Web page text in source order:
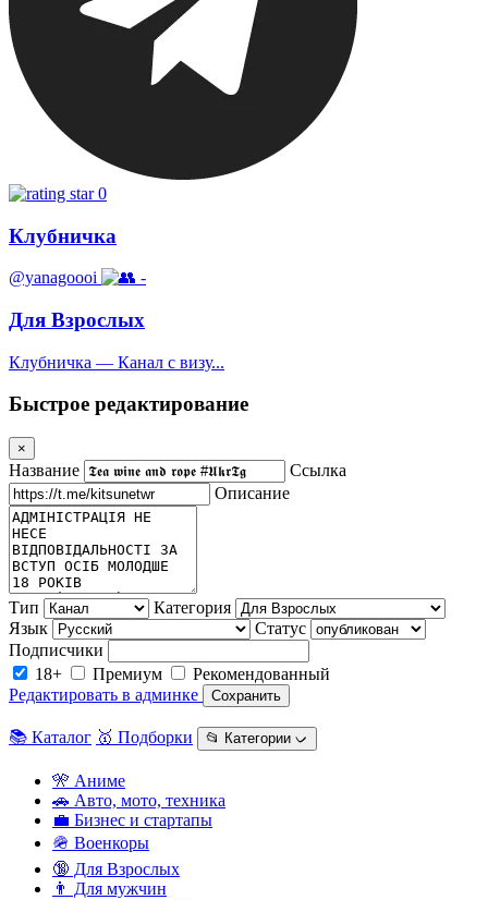
0
Клубничка
@yanagoooi -
Для Взрослых
Клубничка — Канал с визу...
Быстрое редактирование
×
Название
Ссылка
Описание
Тип
Категория
Язык
Статус
Подписчики
18+
Премиум
Рекомендованный
Редактировать в админке
Сохранить
📚 Каталог 🥇 Подборки 📂 Категории ᨆ
🎌 Аниме
🚗 Авто, мото, техника
💼 Бизнес и стартапы
🪖 Военкоры
🔞 Для Взрослых
👨 Для мужчин